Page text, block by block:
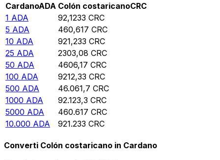
CardanoADA Colón costaricanoCRC
1 ADA 92,1233 CRC
5 ADA 460,617 CRC
10 ADA 921,233 CRC
25 ADA 2303,08 CRC
50 ADA 4606,17 CRC
100 ADA 9212,33 CRC
500 ADA 46.061,7 CRC
1000 ADA 92.123,3 CRC
5000 ADA 460.617 CRC
10.000 ADA 921.233 CRC
Converti Colón costaricano in Cardano